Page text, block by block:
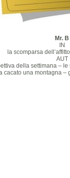
Mr. B
IN
la scomparsa
AUT
della settimana – le
cacato una montagna –